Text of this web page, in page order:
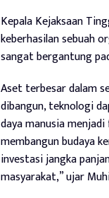
Kepala Kejaksaan
keberhasilan sebuah
sangat bergantung
Aset terbesar dalam
dibangun, teknologi
daya manusia
membangun budaya
investasi jangka
masyarakat,” ujar